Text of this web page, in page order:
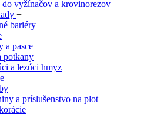
do vyžínačov a krovinorezov
+
bariéry
a pasce
potkany
a lezúci hmyz
a príslušenstvo na plot